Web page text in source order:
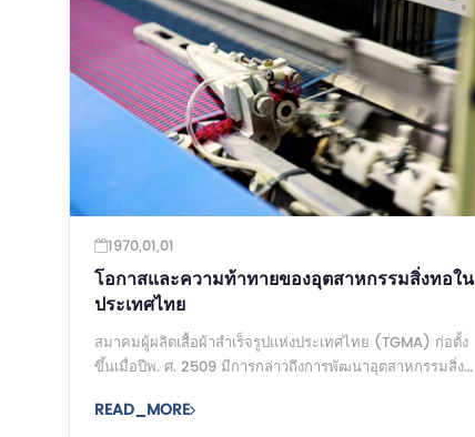
1970,01,01
โอกาสและความท้าทายของอุตสาหกรรมสิ่งทอใน
ประเทศไทย
สมาคมผู้ผลิตเสื้อผ้าสำเร็จรูปแห่งประเทศไทย (TGMA) ก่อตั้ง
ขึ้นเมื่อปีพ. ศ. 2509 มีการกล่าวถึงการพัฒนาอุตสาหกรรมสิ่ง
...
READ_MORE